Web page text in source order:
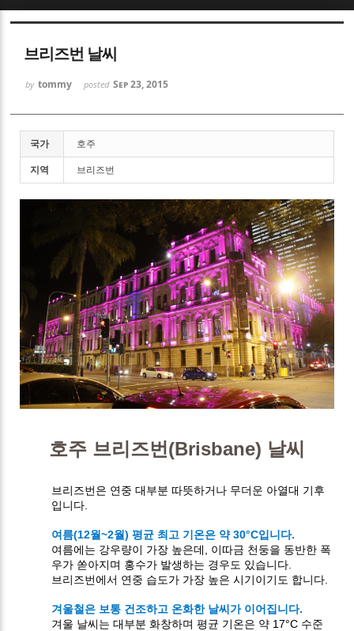
브리즈번 날씨
by tommy posted Sep 23, 2015
국가
호주
지역
브리즈번
호주 브리즈번(Brisbane) 날씨
브리즈번은 연중 대부분 따뜻하거나 무더운 아열대 기후
입니다.
여름(12월~2월) 평균 최고 기온은 약 30°C입니다.
여름에는 강우량이 가장 높은데, 이따금 천둥을 동반한 폭
우가 쏟아지며 홍수가 발생하는 경우도 있습니다.
브리즈번에서 연중 습도가 가장 높은 시기이기도 합니다.
겨울철은 보통 건조하고 온화한 날씨가 이어집니다.
겨울 날씨는 대부분 화창하며 평균 기온은 약 17°C 수준
Sketchbook5, 스케치북5
Sketchbook5, 스케치북5